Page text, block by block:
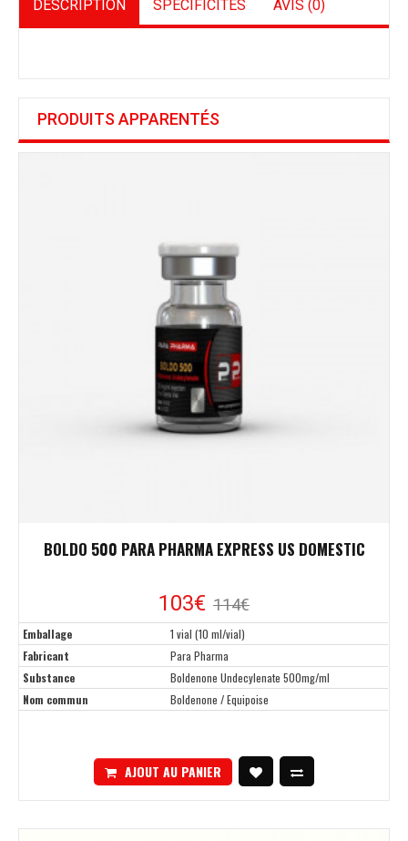
DESCRIPTION SPÉCIFICITÉS AVIS (0)
PRODUITS APPARENTÉS
BOLDO 500 PARA PHARMA EXPRESS US DOMESTIC
103€ 114€
Emballage
1 vial (10 ml/vial)
Fabricant
Para Pharma
Substance
Boldenone Undecylenate 500mg/ml
Nom commun
Boldenone / Equipoise
AJOUT AU PANIER